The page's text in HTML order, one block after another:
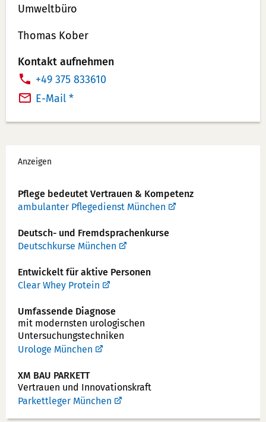
Umweltbüro
Thomas Kober
Kontakt aufnehmen
T
e
e
o
n
u
m
r:
+49 375 833610
E-Mail *
Werbung
Anzeigen
Pflege bedeutet Vertrauen & Kompetenz
ambulanter Pflegedienst München
Deutsch- und Fremdsprachenkurse
Deutschkurse München
Entwickelt für aktive Personen
Clear Whey Protein
Umfassende Diagnose
mit modernsten urologischen
Untersuchungstechniken
Urologe München
XM BAU PARKETT
Vertrauen und Innovationskraft
Parkettleger München